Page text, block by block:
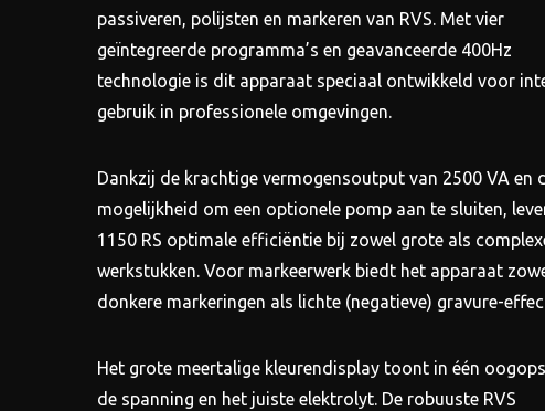
passiveren, polijsten en markeren van RVS. Met vier
geïntegreerde programma’s en geavanceerde 400Hz
technologie is dit apparaat speciaal ontwikkeld voor
gebruik in professionele omgevingen.
Dankzij de krachtige vermogensoutput van 2500 VA en
mogelijkheid om een optionele pomp aan te sluiten,
1150 RS optimale efficiëntie bij zowel grote als
werkstukken. Voor markeerwerk biedt het apparaat
donkere markeringen als lichte (negatieve) gravure-
Het grote meertalige kleurendisplay toont in één
de spanning en het juiste elektrolyt. De robuuste RVS